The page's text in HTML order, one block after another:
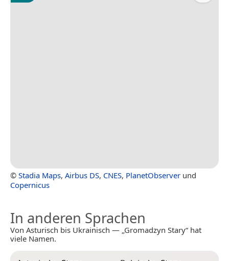
© Stadia Maps, Airbus DS, CNES, PlanetObserver und
Copernicus
In anderen Sprachen
Von Asturisch bis Ukrainisch — „Gromadzyn Stary“ hat
viele Namen.